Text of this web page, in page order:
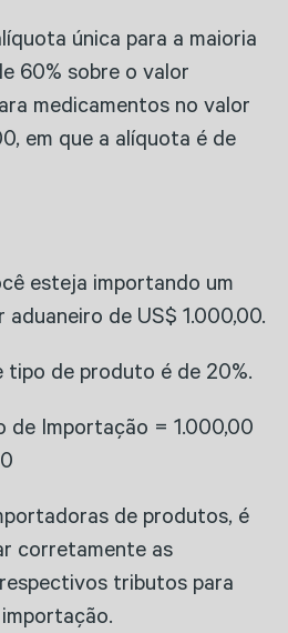
única para a maioria
60% sobre o valor
medicamentos no valor
em que a alíquota é de
esteja importando um
de US$ 1.000,00.
tipo de produto é de 20%.
de Importação = 1.000,00
de produtos, é
corretamente as
tributos para